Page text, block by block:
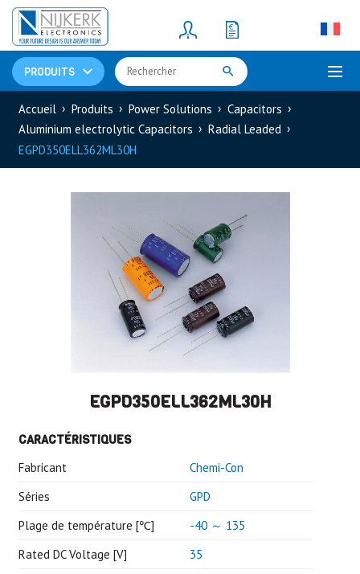
PRODUITS
Resistors(781)
Shunt Resistor
Accueil Produits Power Solutions
Capacitors
Aluminium electrolytic Capacitors
Radial Leaded
EGPD350ELL362ML30H
EGPD350ELL362ML30H
CARACTÉRISTIQUES
Fabricant
Chemi-Con
Séries
GPD
Plage de température [℃]
-40 ～ 135
Rated DC Voltage [V]
35